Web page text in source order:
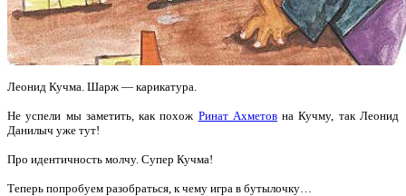
Леонид Кучма. Шарж — карикатура.
Не успели мы заметить, как похож Ринат Ахметовна Кучму, так Леонид
Данилыч уже тут!
Про идентичность молчу. Супер Кучма!
Теперь попробуем разобраться, к чему игра в бутылочку…